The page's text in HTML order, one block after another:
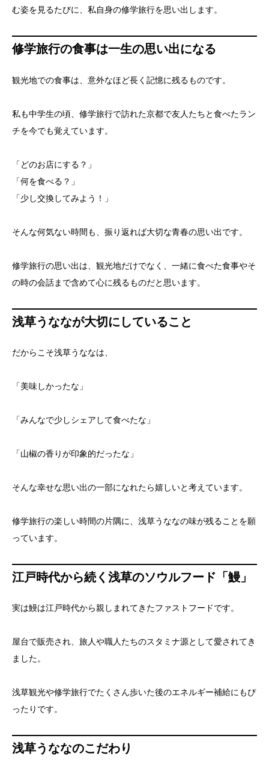
む姿を見るたびに、私自身の修学旅行を思い出します。
修学旅行の食事は一生の思い出になる
観光地での食事は、意外なほど長く記憶に残るものです。
私も中学生の頃、修学旅行で訪れた京都で友人たちと食べたラン
チを今でも覚えています。
「どのお店にする？」
「何を食べる？」
「少し交換してみよう！」
そんな何気ない時間も、振り返れば大切な青春の思い出です。
修学旅行の思い出は、観光地だけでなく、一緒に食べた食事やそ
の時の会話まで含めて心に残るものだと思います。
浅草うななが大切にしていること
だからこそ浅草うななは、
「美味しかったな」
「みんなで少しシェアして食べたな」
「山椒の香りが印象的だったな」
そんな幸せな思い出の一部になれたら嬉しいと考えています。
修学旅行の楽しい時間の片隅に、浅草うななの味が残ることを願
っています。
江戸時代から続く浅草のソウルフード「鰻」
実は鰻は江戸時代から親しまれてきたファストフードです。
屋台で販売され、旅人や職人たちのスタミナ源として愛されてき
ました。
浅草観光や修学旅行でたくさん歩いた後のエネルギー補給にもぴ
ったりです。
浅草うななのこだわり